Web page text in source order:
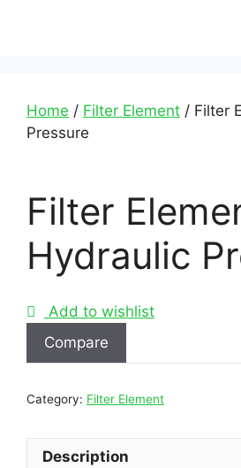
Home / Filter Element / Filter
Pressure
Filter
Hydraulic
Add to wishlist
Compare
Category: Filter Element
Description